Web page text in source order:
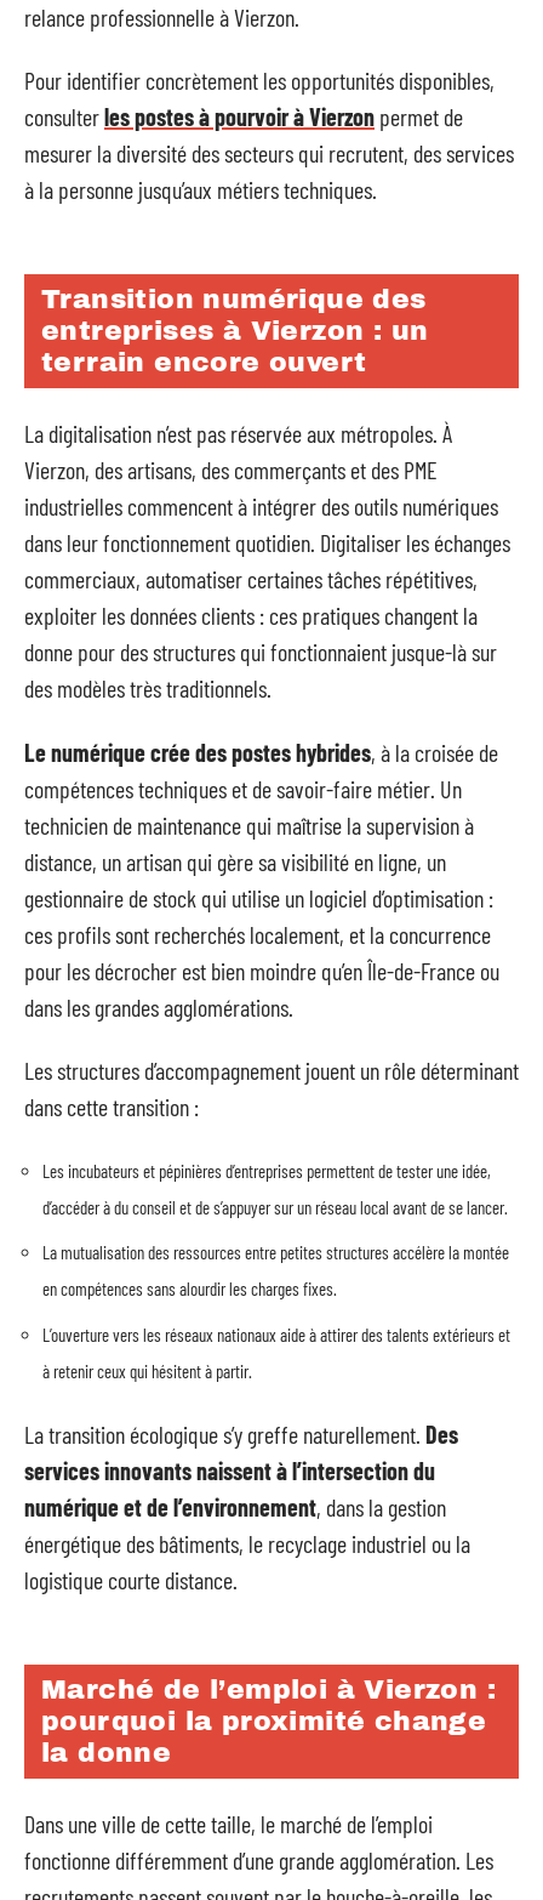
relance professionnelle à Vierzon.
Pour identifier concrètement les opportunités disponibles,
consulterles postes à pourvoir à Vierzon permet de
mesurer la diversité des secteurs qui recrutent, des services
à la personne jusqu’aux métiers techniques.
Transition numérique des
entreprises à Vierzon : un
terrain encore ouvert
La digitalisation n’est pas réservée aux métropoles. À
Vierzon, des artisans, des commerçants et des PME
industrielles commencent à intégrer des outils numériques
dans leur fonctionnement quotidien. Digitaliser les échanges
commerciaux, automatiser certaines tâches répétitives,
exploiter les données clients : ces pratiques changent la
donne pour des structures qui fonctionnaient jusque-là sur
des modèles très traditionnels.
Le numérique crée des postes hybrides, à la croisée de
compétences techniques et de savoir-faire métier. Un
technicien de maintenance qui maîtrise la supervision à
distance, un artisan qui gère sa visibilité en ligne, un
gestionnaire de stock qui utilise un logiciel d’optimisation :
ces profils sont recherchés localement, et la concurrence
pour les décrocher est bien moindre qu’en Île-de-France ou
dans les grandes agglomérations.
Les structures d’accompagnement jouent un rôle déterminant
dans cette transition :
Les incubateurs et pépinières d’entreprises permettent de tester une idée,
d’accéder à du conseil et de s’appuyer sur un réseau local avant de se lancer.
La mutualisation des ressources entre petites structures accélère la montée
en compétences sans alourdir les charges fixes.
L’ouverture vers les réseaux nationaux aide à attirer des talents extérieurs et
à retenir ceux qui hésitent à partir.
La transition écologique s’y greffe naturellement. Des
services innovants naissent à l’intersection du
numérique et de l’environnement, dans la gestion
énergétique des bâtiments, le recyclage industriel ou la
logistique courte distance.
Marché de l’emploi à Vierzon :
pourquoi la proximité change
la donne
Dans une ville de cette taille, le marché de l’emploi
fonctionne différemment d’une grande agglomération. Les